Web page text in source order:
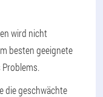
wird nicht
besten geeignete
die geschwächte